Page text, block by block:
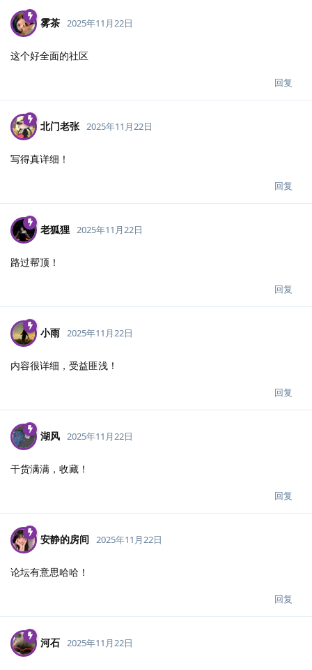
雾茶 2025年11月22日
这个好全面的社区
回复
北门老张 2025年11月22日
写得真详细！
回复
老狐狸 2025年11月22日
路过帮顶！
回复
小雨 2025年11月22日
内容很详细，受益匪浅！
回复
湖风 2025年11月22日
干货满满，收藏！
回复
安静的房间 2025年11月22日
论坛有意思哈哈！
回复
河石 2025年11月22日